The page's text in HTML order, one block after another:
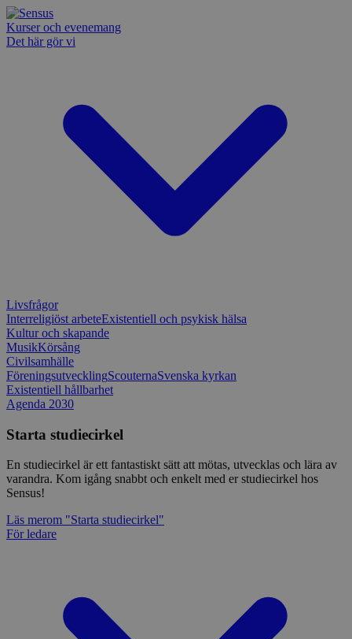
Kurser och evenemang
Det här gör vi
Livsfrågor
Interreligiöst arbeteExistentiell och psykisk hälsa
Kultur och skapande
MusikKörsång
Civilsamhälle
FöreningsutvecklingScouternaSvenska kyrkan
Existentiell hållbarhet
Agenda 2030
Starta studiecirkel
En studiecirkel är ett fantastiskt sätt att mötas, utvecklas och lära av
varandra. Kom igång snabbt och enkelt med er studiecirkel hos
Sensus!
Läs merom "Starta studiecirkel"
För ledare